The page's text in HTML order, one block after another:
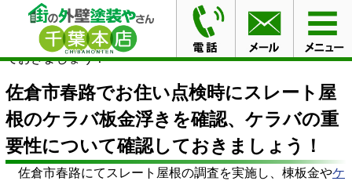
HOME ブログ
佐倉市春路でお住い点検時にスレート屋
根のケラバ板金浮きを確認、ケラバの重要性について確認し
ておきましょう！
佐倉市春路でお住い点検時にスレート屋
根のケラバ板金浮きを確認、ケラバの重
要性について確認しておきましょう！
佐倉市春路にてスレート屋根の調査を実施し、棟板金やケ